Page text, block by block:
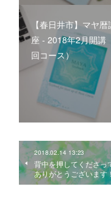
【春日井市】マヤ暦
座 - 2018年2月開講
回コース）
2018.02.14 13:23
背中を押してくださっ
ありがとうございます